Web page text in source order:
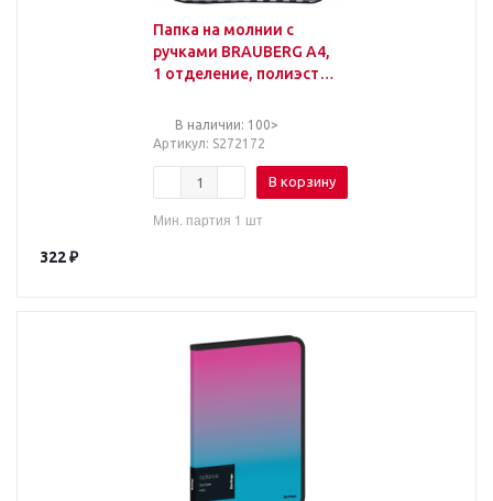
Папка на молнии с
ручками BRAUBERG А4,
1 отделение, полиэстер,
272172
В наличии: 100>
Артикул: S272172
В корзину
Мин. партия 1 шт
322₽